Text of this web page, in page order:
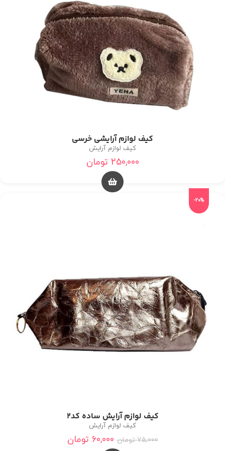
کیف لوازم آرایشی خرسی
کیف لوازم آرایش
250,000 تومان
-20%
کیف لوازم آرایش ساده کد2
کیف لوازم آرایش
75,000 تومان 60,000 تومان